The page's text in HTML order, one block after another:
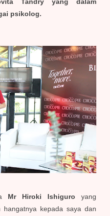
psikolog.
Mr Hiroki Ishiguro yang
hangatnya kepada saya dan